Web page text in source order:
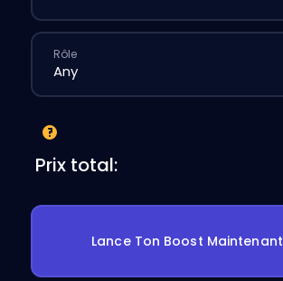
Rôle
Prix total:
Lance Ton Boost Maintenant